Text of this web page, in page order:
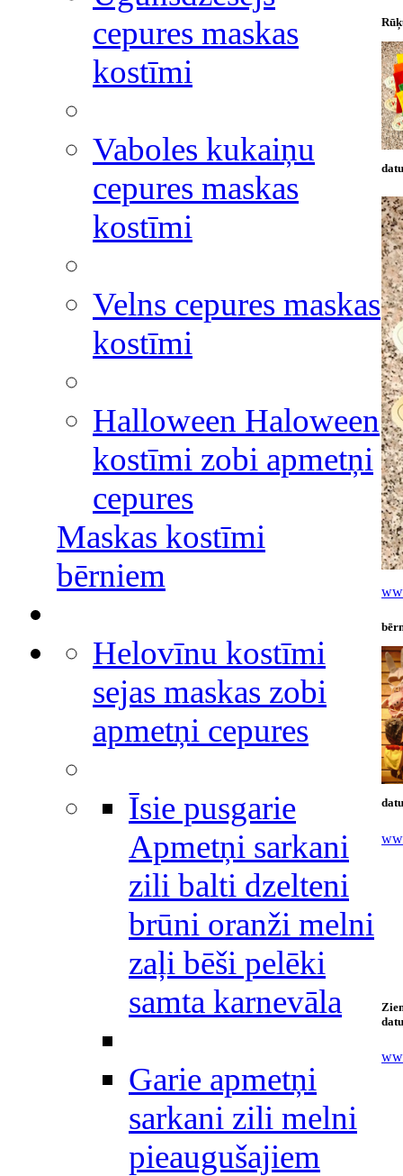
cepures maskas
kostīmi
Vaboles kukaiņu
cepures maskas
kostīmi
Velns cepures maskas
kostīmi
Halloween Haloween
kostīmi zobi apmetņi
cepures
Maskas kostīmi
bērniem
Helovīnu kostīmi
sejas maskas zobi
apmetņi cepures
Īsie pusgarie
Apmetņi sarkani
zili balti dzelteni
brūni oranži melni
zaļi bēši pelēki
samta karnevāla
Garie apmetņi
sarkani zili melni
pieaugušajiem